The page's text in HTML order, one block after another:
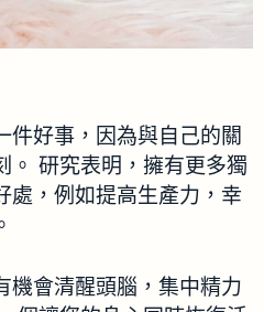
件好事，因為與自己的關
。 研究表明，擁有更多獨
處，例如提高生產力，幸
機會清醒頭腦，集中精力